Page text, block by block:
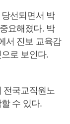
선되면서 박
요해졌다. 박
서 진보 교육감
로 보인다.
전국교직원노
수 있다.